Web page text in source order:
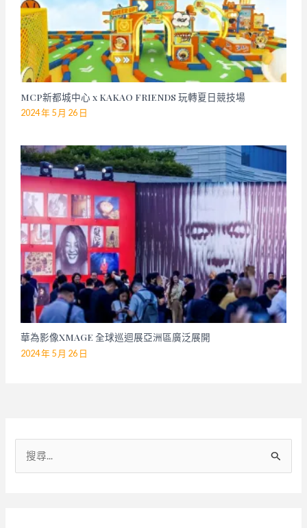
MCP新都城中心 x KAKAO FRIENDS 玩轉夏日競技場
2024 年 5 月 26 日
華為影像XMAGE 全球巡迴展亞洲區廣泛展開
2024 年 5 月 26 日